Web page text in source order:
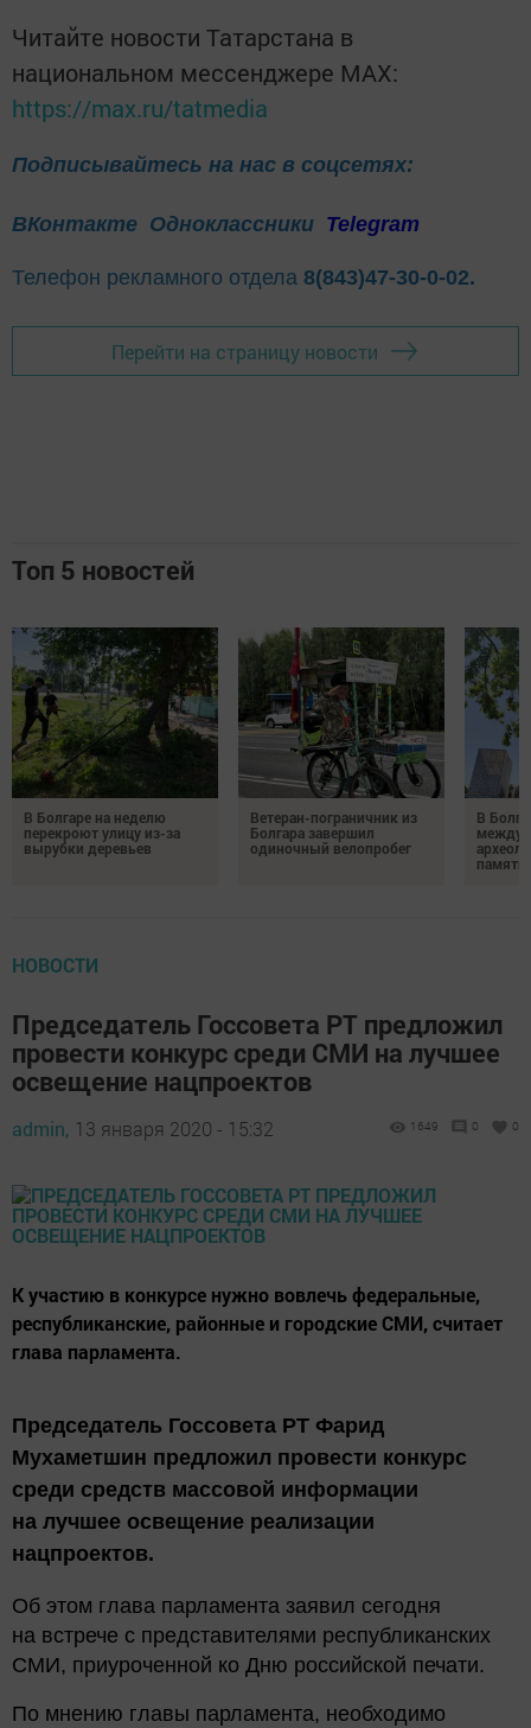
Читайте новости Татарстана в
национальном мессенджере MАХ:
https://max.ru/tatmedia
Подписывайтесь на нас в соцсетях:
ВКонтакте Одноклассники Telegram
Телефон рекламного отдела 8(843)47-30-0-02.
Перейти на страницу новости
Топ 5 новостей
В Болгаре на неделю
перекроют улицу из-за
вырубки деревьев
Ветеран-пограничник из
Болгара завершил
одиночный велопробег
В
памяти
НОВОСТИ
Председатель Госсовета РТ предложил
провести конкурс среди СМИ на лучшее
освещение нацпроектов
admin, 13 января 2020 - 15:32 1649 0 0
К участию в конкурсе нужно вовлечь федеральные,
республиканские, районные и городские СМИ, считает
глава парламента.
Председатель Госсовета РТ Фарид
Мухаметшин предложил провести конкурс
среди средств массовой информации
на лучшее освещение реализации
нацпроектов.
Об этом глава парламента заявил сегодня
на встрече с представителями республиканских
СМИ, приуроченной ко Дню российской печати.
По мнению главы парламента, необходимо